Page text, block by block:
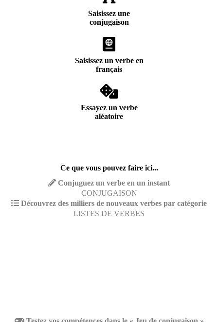
Saisissez une
conjugaison
Saisissez un verbe en
français
Essayez un verbe
aléatoire
Ce que vous pouvez faire ici...
Conjuguez un verbe en un instant
CONJUGAISON
Découvrez des milliers de nouveaux verbes par catégorie
LISTES DE VERBES